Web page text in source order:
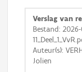
i
+ −
Verslag van
Bestand:
Auteur(s):
Jolien